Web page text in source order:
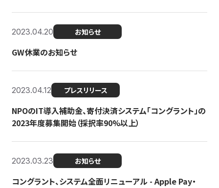
2023.04.20 お知らせ
GW休業のお知らせ
2023.04.12 プレスリリース
NPOのIT導入補助金、寄付決済システム「コングラント」の
2023年度募集開始（採択率90%以上）
2023.03.23 お知らせ
コングラント、システム全面リニューアル - Apple Pay・